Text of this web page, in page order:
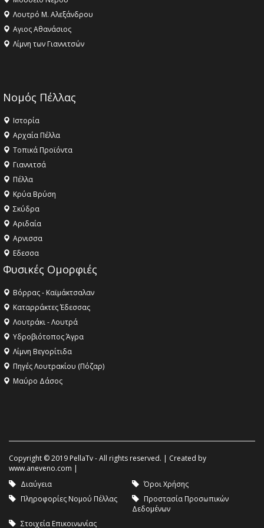
Λουτρό Μ. Αλεξάνδρου
Αγιος Αθανάσιος
Λίμνη των Γιαννιτσών
Νομός Πέλλας
Ιστορία
Αρχαία Πέλλα
Τοπικά Προϊόντα
Γιαννιτσά
Πέλλα
Κρύα Βρύση
Σκύδρα
Αριδαία
Aρνισσα
Eδεσσα
Φυσικές Ομορφιές
Βόρρας - Καϊμάκτσαλαν
Καταρράκτες Έδεσσας
Λουτράκι - Λουτρά
Υδροβιότοπος Άγρα
Λίμνη Βεγορίτιδα
Πηγές Λουτρακίου (Πόζαρ)
Μαύρο Δάσος
Copyright © 2019 PellaTv - All rights reserved. | Created by
www.aneveno.com |
Διαύγεια
Όροι Χρήσης
Πληροφορίες Νομού Πέλλας
Προστασία Προσωπικών
Δεδομένων
Στοιχεία Επικοινωνίας